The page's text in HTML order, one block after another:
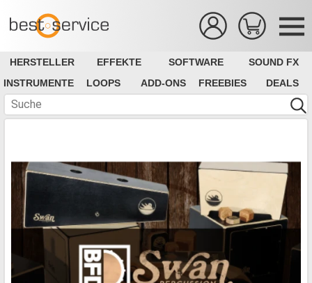
HERSTELLER EFFEKTE SOFTWARE
SOUND FX
INSTRUMENTE
LOOPS ADD-ONS FREEBIES DEALS